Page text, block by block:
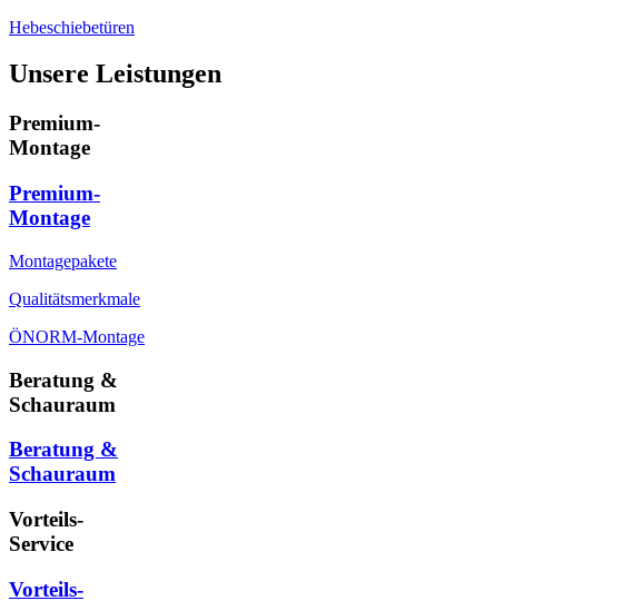
Hebeschiebetüren
Unsere Leistungen
Premium-
Montage
Premium-
Montage
Montagepakete
Qualitätsmerkmale
ÖNORM-Montage
Beratung &
Schauraum
Beratung &
Schauraum
Vorteils-
Service
Vorteils-